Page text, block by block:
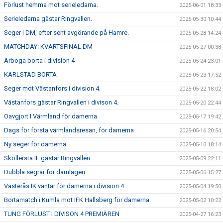
Förlust hemma mot serieledarna. 2025-06-01 18:33
Serieledarna gästar Ringvallen. 2025-05-30 10:44
Seger i DM, efter sent avgörande på Hamre. 2025-05-28 14:24
MATCHDAY: KVARTSFINAL DM 2025-05-27 00:38
Arboga borta i division 4 2025-05-24 23:01
KARLSTAD BORTA 2025-05-23 17:52
Seger mot Västanfors i division 4. 2025-05-22 18:02
Västanfors gästar Ringvallen i divison 4. 2025-05-20 22:44
Oavgjort I Värmland för damerna. 2025-05-17 19:42
Dags för första värmlandsresan, för damerna 2025-05-16 20:54
Ny seger för damerna 2025-05-10 18:14
Sköllersta IF gästar Ringvallen 2025-05-09 22:11
Dubbla segrar för damlagen 2025-05-06 15:27
Västerås IK väntar för damerna i division 4 2025-05-04 19:50
Bortamatch i Kumla mot IFK Hallsberg för damerna. 2025-05-02 10:22
TUNG FÖRLUST I DIVISON 4 PREMIÄREN 2025-04-27 16:23